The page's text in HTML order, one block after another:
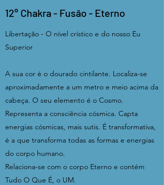
12° Chakra - Fusão - Eterno
Libertação - O nível crístico e do nosso Eu
Superior
A sua cor é o dourado cintilante. Localiza-se
aproximadamente a um metro e meio acima da
cabeça. O seu elemento é o Cosmo.
Representa a consciência cósmica. Capta
energias cósmicas, mais sutis. É transformativa,
é a que transforma todas as formas e energias
do corpo humano.
Relaciona-se com o corpo Eterno e contém
Tudo O Que É, o UM.